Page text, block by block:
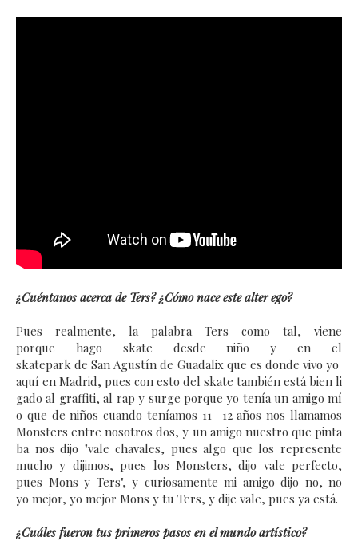
¿Cuéntanos acerca de Ters? ¿Cómo nace este alter ego?
Pues realmente, la palabra Ters como tal, viene
porque hago skate desde niño y en el
skatepark de San Agustín de Guadalix que es donde vivo yo
aquí en Madrid, pues con esto del skate también está bien li
gado al graffiti, al rap y surge porque yo tenía un amigo mí
o que de niños cuando teníamos 11 -12 años nos llamamos
Monsters entre nosotros dos, y un amigo nuestro que pinta
ba nos dijo "vale chavales, pues algo que los represente
mucho y dijimos, pues los Monsters, dijo vale perfecto,
pues Mons y Ters", y curiosamente mi amigo dijo no, no
yo mejor, yo mejor Mons y tu Ters, y dije vale, pues ya está.
¿Cuáles fueron tus primeros pasos en el mundo artístico?